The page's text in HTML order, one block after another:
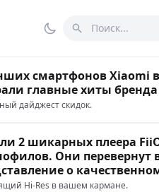
Переключить тему
Поиск
смартфонов Xiaomi в
главные хиты бренда
дайджест скидок.
2 шикарных плеера
Они перевернут
о
Hi-Res в вашем кармане.